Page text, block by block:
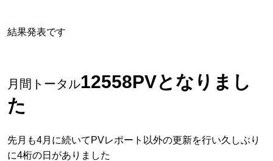
結果発表です
月間トータル12558PVとなりまし
た
先月も4月に続いてPVレポート以外の更新を行い久しぶり
に4桁の日がありました